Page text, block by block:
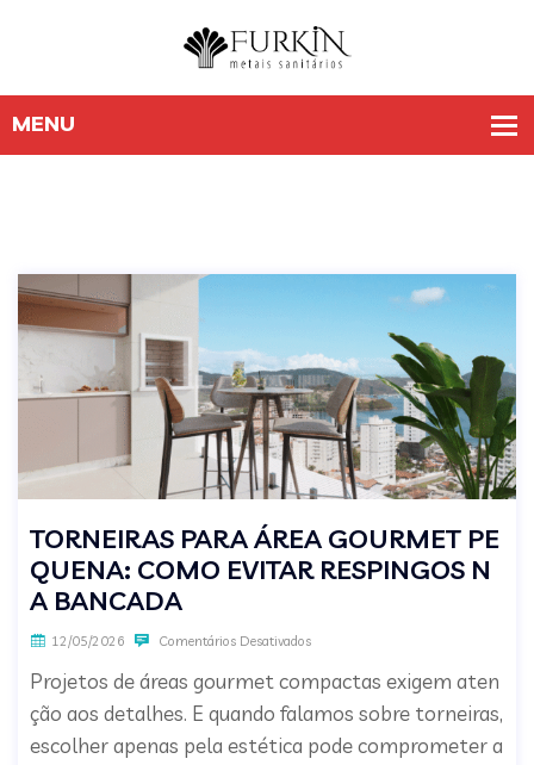
TORNEIRAS PARA ÁREA GOURMET PE
QUENA: COMO EVITAR RESPINGOS N
A BANCADA
12/05/2026 Comentários Desativados
Projetos de áreas gourmet compactas exigem aten
ção aos detalhes. E quando falamos sobre torneiras,
escolher apenas pela estética pode comprometer a